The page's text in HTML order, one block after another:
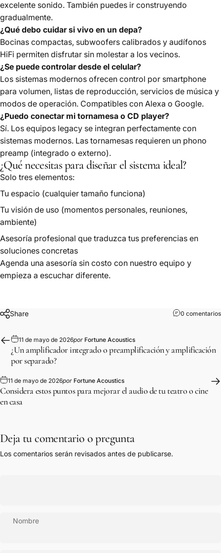
excelente sonido. También puedes ir construyendo
gradualmente.
¿Qué debo cuidar si vivo en un depa?
Bocinas compactas, subwoofers calibrados y audífonos
HiFi permiten disfrutar sin molestar a los vecinos.
¿Se puede controlar desde el celular?
Los sistemas modernos ofrecen control por smartphone
para volumen, listas de reproducción, servicios de música y
modos de operación. Compatibles con Alexa o Google.
¿Puedo conectar mi tornamesa o CD player?
Sí. Los equipos legacy se integran perfectamente con
sistemas modernos. Las tornamesas requieren un phono
preamp (integrado o externo).
¿Qué necesitas para diseñar el sistema ideal?
Solo tres elementos:
Tu espacio (cualquier tamaño funciona)
Tu visión de uso (momentos personales, reuniones,
ambiente)
Asesoría profesional que traduzca tus preferencias en
soluciones concretas
Agenda una asesoría sin costo con nuestro equipo y
empieza a escuchar diferente.
Share 0 comentarios
11 de mayo de 2026por Fortune Acoustics
¿Un amplificador integrado o preamplificación y amplificación
por separado?
11 de mayo de 2026por Fortune Acoustics
Considera estos puntos para mejorar el audio de tu teatro o cine
en casa
Deja tu comentario o pregunta
Los comentarios serán revisados antes de publicarse.
Nombre